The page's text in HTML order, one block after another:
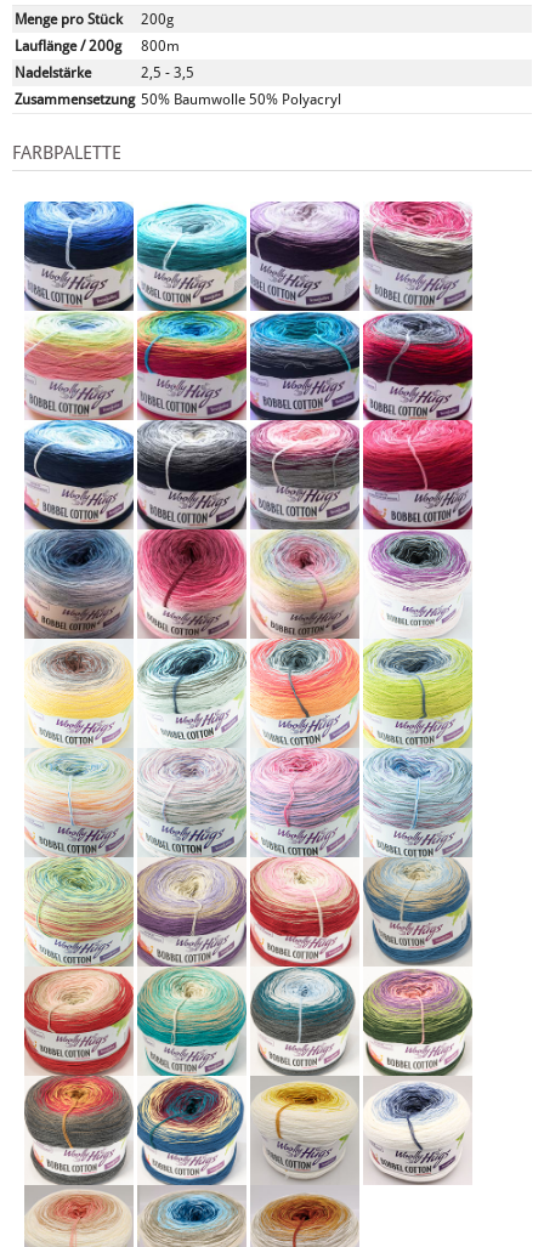
Menge pro Stück
200g
Lauflänge / 200g
800m
Nadelstärke
2,5 - 3,5
Zusammensetzung 50% Baumwolle 50% Polyacryl
FARBPALETTE